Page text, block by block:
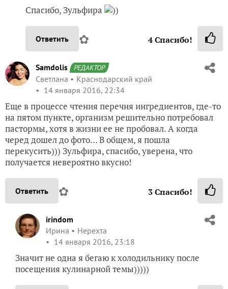
Спасибо, Зульфира ))
Ответить ✿ 4Спасибо!
Samdolis РЕДАКТОР
Светлана
Краснодарский край
14 января 2016, 22:34
Еще в процессе чтения перечня ингредиентов, где-то
на пятом пункте, организм решительно потребовал
пастормы, хотя в жизни ее не пробовал. А когда
черед дошел до фото… В общем, я пошла
перекусить))) Зульфира, спасибо, уверена, что
получается невероятно вкусно!
Ответить ✿ 3Спасибо!
irindom
Ирина
Нерехта
14 января 2016, 23:18
Значит не одна я бегаю к холодильнику после
посещения кулинарной темы)))))